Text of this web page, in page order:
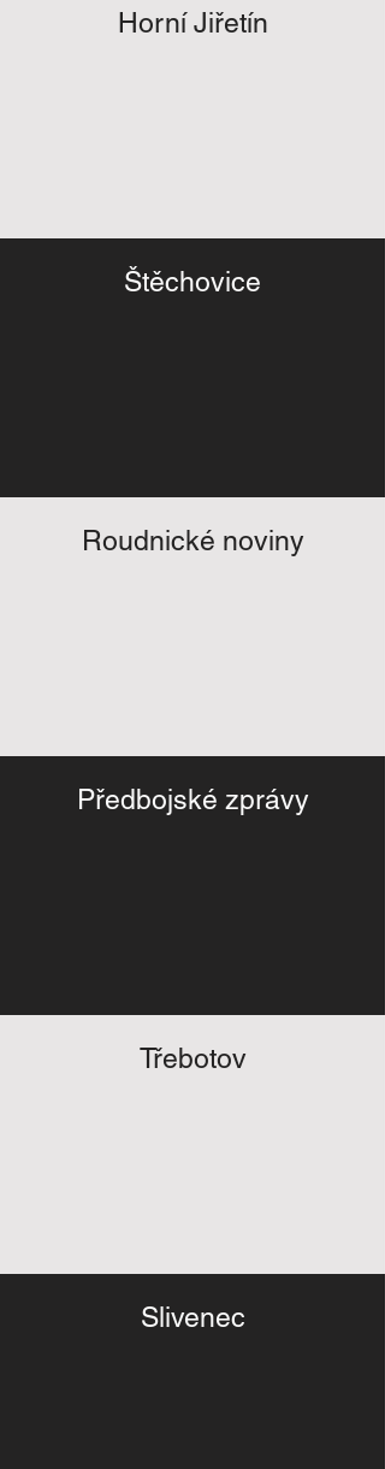
Horní Jiřetín
Štěchovice
Roudnické noviny
Předbojské zprávy
Třebotov
Slivenec